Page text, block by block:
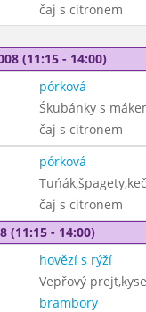
čaj s citronem
(11:15 - 14:00)
pórková
Śkubánky s
čaj s citronem
pórková
čaj s citronem
(11:15 - 14:00)
hovězí s rýží
Vepřový
brambory